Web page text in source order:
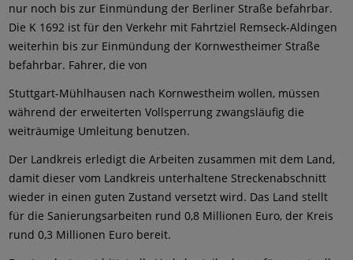
nur noch bis zur Einmündung der Berliner Straße befahrbar.
Die K 1692 ist für den Verkehr mit Fahrtziel Remseck-Aldingen
weiterhin bis zur Einmündung der Kornwestheimer Straße
befahrbar. Fahrer, die von
Stuttgart-Mühlhausen nach Kornwestheim wollen, müssen
während der erweiterten Vollsperrung zwangsläufig die
weiträumige Umleitung benutzen.
Der Landkreis erledigt die Arbeiten zusammen mit dem Land,
damit dieser vom Landkreis unterhaltene Streckenabschnitt
wieder in einen guten Zustand versetzt wird. Das Land stellt
für die Sanierungsarbeiten rund 0,8 Millionen Euro, der Kreis
rund 0,3 Millionen Euro bereit.